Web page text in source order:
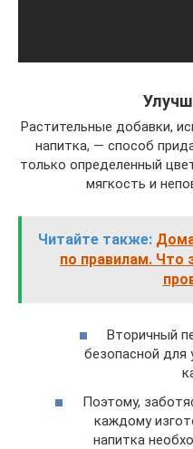
Растительные добавки,
напитка, — способ
только определенный
мягкость и
Читайте также:
по правилам. Что
Вторичный
безопасной для
Поэтому,
каждому
напитка